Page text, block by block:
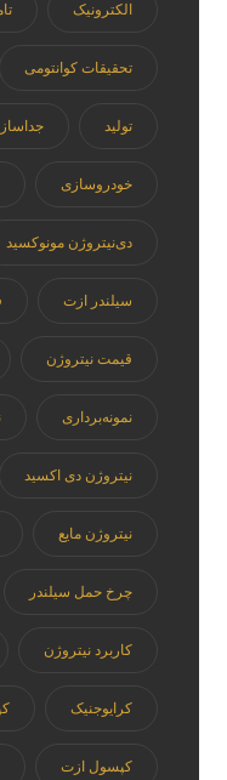
الکترونیک
تحقیقات کوانتومی
تولید
خودروسازی
دی‌نیتروژن مونوکسید
سیلندر ازت
قیمت نیتروژن
نمونه‌برداری
نیتروژن دی اکسید
نیتروژن مایع
چرخ حمل سیلندر
کاربرد نیتروژن
کرایوجنیک
کپسول ازت